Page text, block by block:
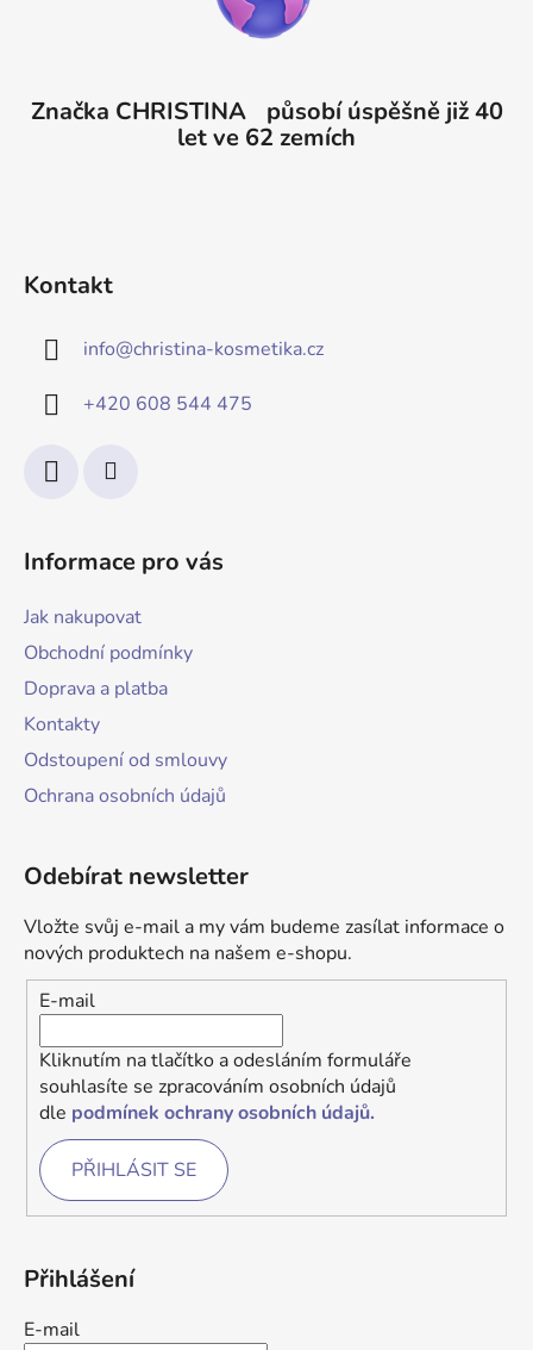
Značka CHRISTINA působí úspěšně již 40
let ve 62 zemích
Kontakt
info@christina-kosmetika.cz
+420 608 544 475
Informace pro vás
Jak nakupovat
Obchodní podmínky
Doprava a platba
Kontakty
Odstoupení od smlouvy
Ochrana osobních údajů
Odebírat newsletter
Vložte svůj e-mail a my vám budeme zasílat informace o
nových produktech na našem e-shopu.
E-mail
Kliknutím na tlačítko a odesláním formuláře
souhlasíte se zpracováním osobních údajů
dle podmínek ochrany osobních údajů.
PŘIHLÁSIT SE
Přihlášení
E-mail